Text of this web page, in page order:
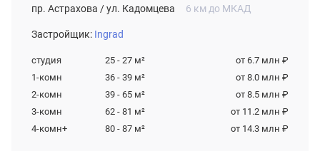
пр. Астрахова / ул. Кадомцева
6 км до МКАД
Застройщик: Ingrad
студия 25 - 27 м²
от 6.7 млн ₽
1-комн
36 - 39 м²
от 8.0 млн ₽
2-комн
39 - 65 м²
от 8.5 млн ₽
3-комн
62 - 81 м²
от 11.2 млн ₽
4-комн+
80 - 87 м² от 14.3 млн ₽